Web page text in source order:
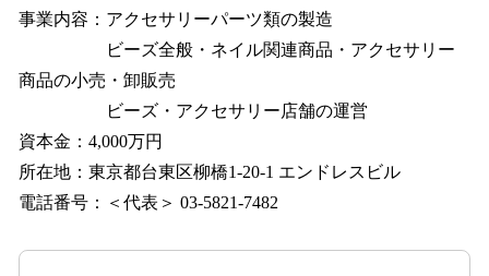
事業内容：アクセサリーパーツ類の製造
ビーズ全般・ネイル関連商品・アクセサリー
商品の小売・卸販売
ビーズ・アクセサリー店舗の運営
資本金：4,000万円
所在地：東京都台東区柳橋1-20-1 エンドレスビル
電話番号：＜代表＞ 03-5821-7482